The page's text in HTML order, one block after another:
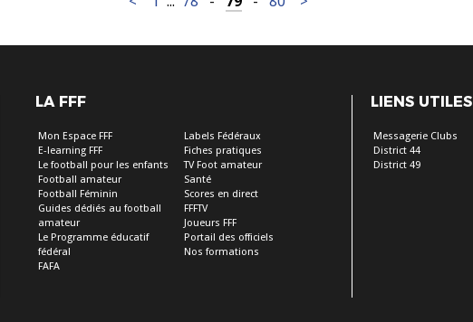
LA FFF
Mon Espace FFF
E-learning FFF
Le football pour les enfants
Football amateur
Football Féminin
Guides dédiés au football
amateur
Le Programme éducatif
fédéral
FAFA
Labels Fédéraux
Fiches pratiques
TV Foot amateur
Santé
Scores en direct
FFFTV
Joueurs FFF
Portail des officiels
Nos formations
LIENS UTILES
Messagerie Clubs
District 44
District 49